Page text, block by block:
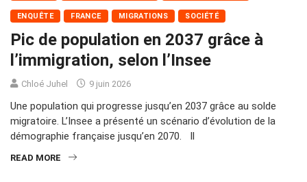
ENQUÊTE FRANCE MIGRATIONS SOCIÉTÉ
Pic de population en 2037 grâce à
l’immigration, selon l’Insee
Chloé Juhel 9 juin 2026
Une population qui progresse jusqu’en 2037 grâce au solde
migratoire. L’Insee a présenté un scénario d’évolution de la
démographie française jusqu’en 2070. Il
READ MORE